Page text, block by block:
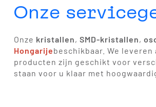
Onze
Onze kristallen, SMD-kristallen,
Hongarijebeschikbaar. We
producten zijn geschikt voor
staan voor u klaar met